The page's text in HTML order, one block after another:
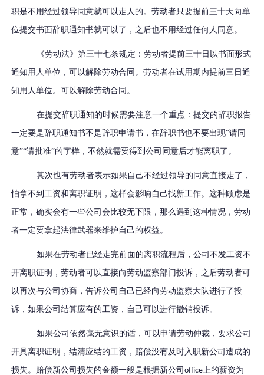
职是不用经过领导同意就可以走人的。劳动者只要提前三十天向单
位提交书面辞职通知书就可以了，之后也不用经过任何人同意。
《劳动法》第三十七条规定：劳动者提前三十日以书面形式
通知用人单位，可以解除劳动合同。劳动者在试用期内提前三日通
知用人单位。可以解除劳动合同。
在提交辞职通知的时候需要注意一个重点：提交的辞职报告
一定要是辞职通知书不是辞职申请书，在辞职书也不要出现“请同
意”“请批准”的字样，不然就需要得到公司同意后才能离职了。
其次也有劳动者表示如果自己不经过领导的同意直接走了，
怕拿不到工资和离职证明，这样会影响自己找新工作。这种顾虑是
正常，确实会有一些公司会比较无下限，那么遇到这种情况，劳动
者一定要拿起法律武器来维护自己的权益。
如果在劳动者已经走完前面的离职流程后，公司不发工资不
开离职证明，劳动者可以直接向劳动监察部门投诉，之后劳动者可
以再次与公司协商，告诉公司自己已经向劳动监察大队进行了投
诉，如果公司结算应有的工资，自己可以进行撤销投诉。
如果公司依然毫无意识的话，可以申请劳动仲裁，要求公司
开具离职证明，结清应结的工资，赔偿没有及时入职新公司造成的
损失。赔偿新公司损失的金额一般是根据新公司office上的薪资为